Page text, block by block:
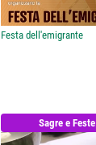
Festa dell'emigrante
Sagre e Feste